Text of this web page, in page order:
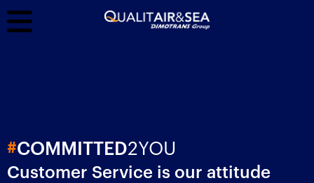
#COMMITTED2YOU
Customer Service is our attitude